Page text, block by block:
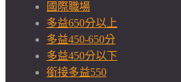
國際職場
多益650分以上
多益450-650分
多益450分以下
銜接多益550